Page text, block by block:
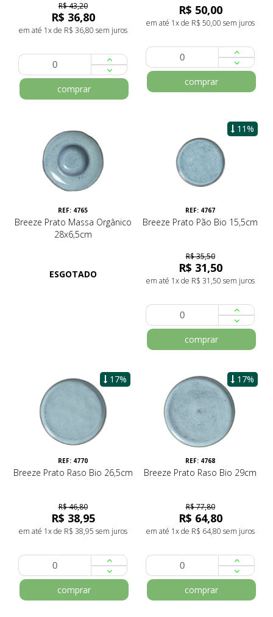
R$ 43,20
R$ 36,80
em até 1x de R$ 36,80 sem juros
comprar
R$ 50,00
em até 1x de R$ 50,00 sem juros
comprar
REF: 4765
Breeze Prato Massa Orgânico
28x6,5cm
ESGOTADO
11%
REF: 4767
Breeze Prato Pão Bio 15,5cm
R$ 35,50
R$ 31,50
em até 1x de R$ 31,50 sem juros
comprar
17%
REF: 4770
Breeze Prato Raso Bio 26,5cm
R$ 46,80
R$ 38,95
em até 1x de R$ 38,95 sem juros
comprar
17%
REF: 4768
Breeze Prato Raso Bio 29cm
R$ 77,80
R$ 64,80
em até 1x de R$ 64,80 sem juros
comprar